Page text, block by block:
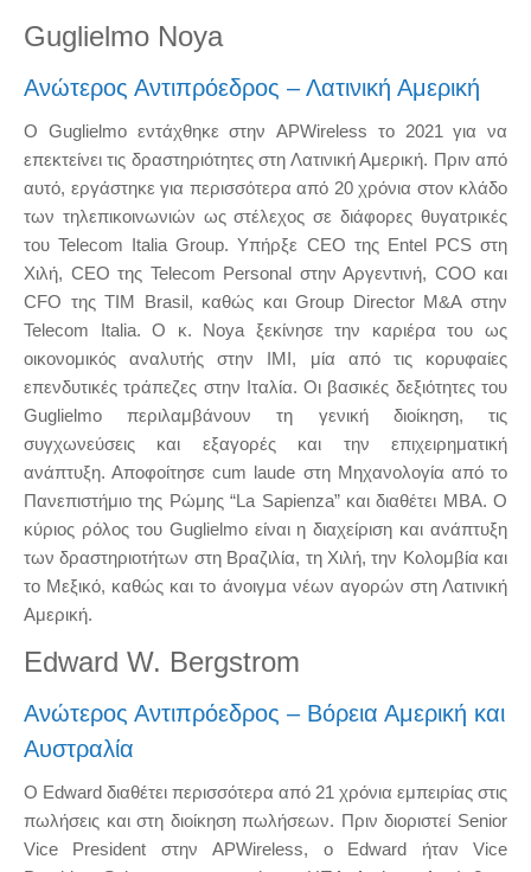
Guglielmo Noya
Ανώτερος Αντιπρόεδρος – Λατινική Αμερική
Ο Guglielmo εντάχθηκε στην APWireless το 2021 για να
επεκτείνει τις δραστηριότητες στη Λατινική Αμερική. Πριν από
αυτό, εργάστηκε για περισσότερα από 20 χρόνια στον κλάδο
των τηλεπικοινωνιών ως στέλεχος σε διάφορες θυγατρικές
του Telecom Italia Group. Υπήρξε CEO της Entel PCS στη
Χιλή, CEO της Telecom Personal στην Αργεντινή, COO και
CFO της TIM Brasil, καθώς και Group Director M&A στην
Telecom Italia. Ο κ. Noya ξεκίνησε την καριέρα του ως
οικονομικός αναλυτής στην IMI, μία από τις κορυφαίες
επενδυτικές τράπεζες στην Ιταλία. Οι βασικές δεξιότητες του
Guglielmo περιλαμβάνουν τη γενική διοίκηση, τις
συγχωνεύσεις και εξαγορές και την επιχειρηματική
ανάπτυξη. Αποφοίτησε cum laude στη Μηχανολογία από το
Πανεπιστήμιο της Ρώμης “La Sapienza” και διαθέτει MBA. Ο
κύριος ρόλος του Guglielmo είναι η διαχείριση και ανάπτυξη
των δραστηριοτήτων στη Βραζιλία, τη Χιλή, την Κολομβία και
το Μεξικό, καθώς και το άνοιγμα νέων αγορών στη Λατινική
Αμερική.
Edward W. Bergstrom
Ανώτερος Αντιπρόεδρος – Βόρεια Αμερική και
Αυστραλία
Ο Edward διαθέτει περισσότερα από 21 χρόνια εμπειρίας στις
πωλήσεις και στη διοίκηση πωλήσεων. Πριν διοριστεί Senior
Vice President στην APWireless, ο Edward ήταν Vice